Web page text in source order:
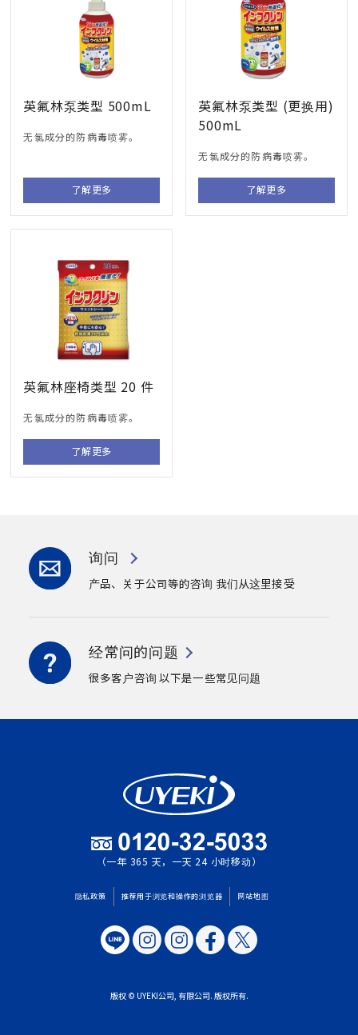
英氟林泵类型 500mL
无氯成分的防病毒喷雾。
了解更多
英氟林泵类型 (更换用)
500mL
无氯成分的防病毒喷雾。
了解更多
英氟林座椅类型 20 件
无氯成分的防病毒喷雾。
了解更多
询问
产品、关于公司等的咨询 我们从这里接受
经常问的问题
很多客户咨询 以下是一些常见问题
（一年 365 天，一天 24 小时移动）
隐私政策 推荐用于浏览和操作的浏览器 网站地图
版权 © UYEKI公司, 有限公司. 版权所有.